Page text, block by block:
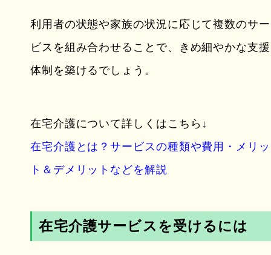
利用者の状態や家族の状況に応じて複数のサー
ビスを組み合わせることで、きめ細やかな支援
体制を築けるでしょう。
在宅介護について詳しくはこちら↓
在宅介護とは？サービスの種類や費用・メリッ
ト＆デメリットなどを解説
在宅介護サービスを受けるには